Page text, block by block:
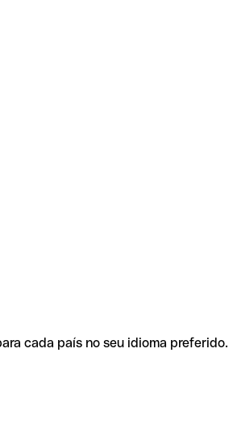
cada país no seu idioma preferido.